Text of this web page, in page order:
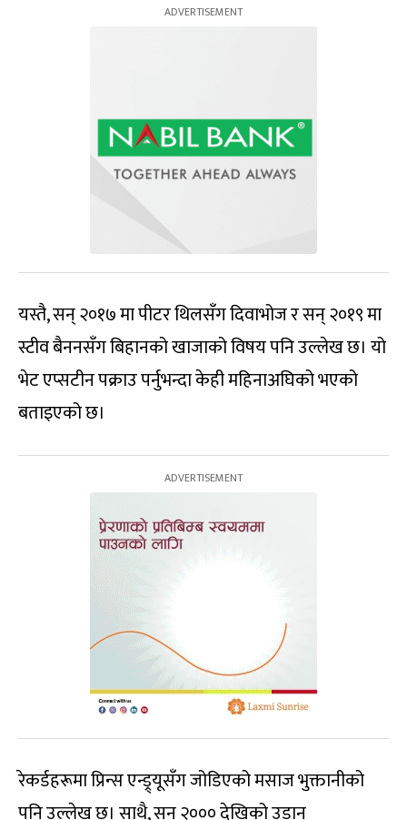
यस्तै, सन् २०१७ मा पीटर थिलसँग दिवाभोज र सन् २०१९ मा
स्टीव बैननसँग बिहानको खाजाको विषय पनि उल्लेख छ। यो
भेट एप्सटीन पक्राउ पर्नुभन्दा केही महिनाअघिको भएको
बताइएको छ।
रेकर्डहरूमा प्रिन्स एन्ड्र्यूसँग जोडिएको मसाज भुक्तानीको
पनि उल्लेख छ। साथै, सन् २००० देखिको उडान